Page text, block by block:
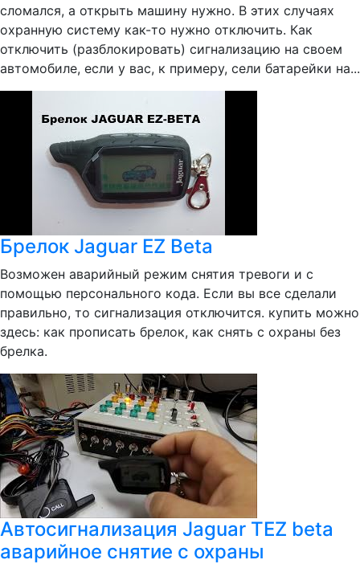
сломался, а открыть машину нужно. В этих случаях
охранную систему как-то нужно отключить. Как
отключить (разблокировать) сигнализацию на своем
автомобиле, если у вас, к примеру, сели батарейки на...
Брелок Jaguar EZ Beta
Возможен аварийный режим снятия тревоги и с
помощью персонального кода. Если вы все сделали
правильно, то сигнализация отключится. купить можно
здесь: как прописать брелок, как снять с охраны без
брелка.
Автосигнализация Jaguar TEZ beta
аварийное снятие с охраны